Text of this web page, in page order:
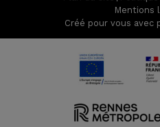
Mentions
Créé pour vous avec